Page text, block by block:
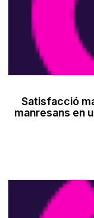
Satisfacció
manresans en